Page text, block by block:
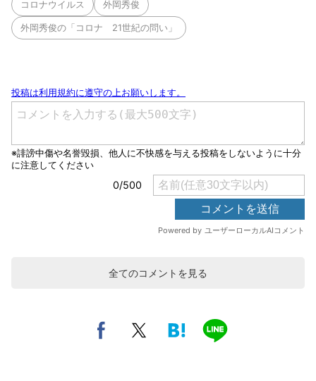
コロナウイルス 外岡秀俊
外岡秀俊の「コロナ 21世紀の問い」
全てのコメントを見る